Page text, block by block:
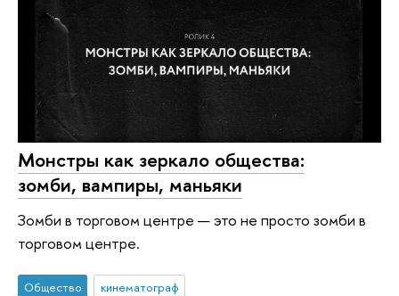
Монстры как зеркало общества:
зомби, вампиры, маньяки
Зомби в торговом центре — это не просто зомби в
торговом центре.
Общество кинематограф